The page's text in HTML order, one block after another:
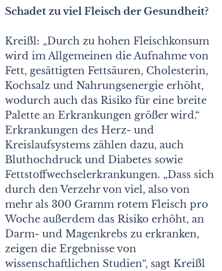
Schadet zu viel Fleisch der Gesundheit?
Kreißl: „Durch zu hohen Fleischkonsum
wird im Allgemeinen die Aufnahme von
Fett, gesättigten Fettsäuren, Cholesterin,
Kochsalz und Nahrungsenergie erhöht,
wodurch auch das Risiko für eine breite
Palette an Erkrankungen größer wird.“
Erkrankungen des Herz- und
Kreislaufsystems zählen dazu, auch
Bluthochdruck und Diabetes sowie
Fettstoffwechselerkrankungen. „Dass sich
durch den Verzehr von viel, also von
mehr als 300 Gramm rotem Fleisch pro
Woche außerdem das Risiko erhöht, an
Darm- und Magenkrebs zu erkranken,
zeigen die Ergebnisse von
wissenschaftlichen Studien“, sagt Kreißl